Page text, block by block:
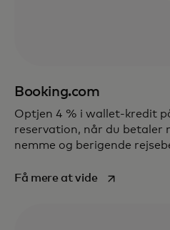
Booking.com
Optjen 4 % i wallet-kredit
reservation, når du betaler
nemme og berigende
Få mere at videopens in a